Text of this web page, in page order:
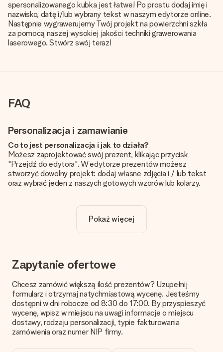
spersonalizowanego kubka jest łatwe! Po prostu dodaj imię i
nazwisko, datę i/lub wybrany tekst w naszym edytorze online.
Następnie wygrawerujemy Twój projekt na powierzchni szkła
za pomocą naszej wysokiej jakości techniki grawerowania
laserowego. Stwórz swój teraz!
FAQ
Personalizacja i zamawianie
Co to jest personalizacja i jak to działa?
Możesz zaprojektować swój prezent, klikając przycisk
"Przejdź do edytora". W edytorze prezentów możesz
stworzyć dowolny projekt: dodaj własne zdjęcia i / lub tekst
oraz wybrać jeden z naszych gotowych wzorów lub kolarzy.
Cena podana na stronie internetowej obejmuje personalizację
Twojego prezentu - ilość zdjęć lub tekstów nie wpływa na
jakość?
Chcemy mieć pewność, że będziesz w pełni zadowolony ze
wysokiej jakości. Jeśli nie masz pewności co do jakości zdjęcia,
skontaktuj się z naszym działem obsługi klienta i dołącz
zdjęcie wraz z prezentem, który chcesz zamówić. Będą oni
mogli sprawdzić dla Ciebie jakość zdjęcia!
Format zdjęć?
Pokaż więcej
Zapytanie ofertowe
Chcesz zamówić większą ilość prezentów? Uzupełnij
formularz i otrzymaj natychmiastową wycenę. Jesteśmy
dostępni w dni robocze od 8:30 do 17:00. By przyspieszyć
wycenę, wpisz w miejscu na uwagi informacje o miejscu
dostawy, rodzaju personalizacji, typie fakturowania
zamówienia oraz numer NIP firmy.